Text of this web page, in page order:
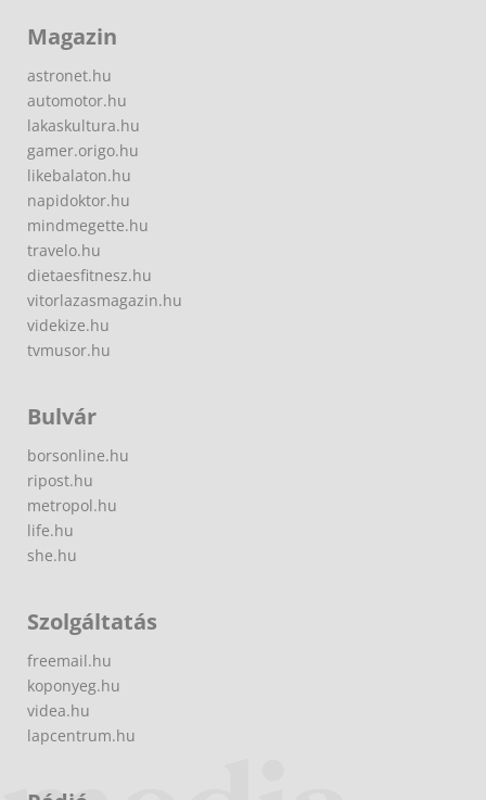
Magazin
astronet.hu
automotor.hu
lakaskultura.hu
gamer.origo.hu
likebalaton.hu
napidoktor.hu
mindmegette.hu
travelo.hu
dietaesfitnesz.hu
vitorlazasmagazin.hu
videkize.hu
tvmusor.hu
Bulvár
borsonline.hu
ripost.hu
metropol.hu
life.hu
she.hu
Szolgáltatás
freemail.hu
koponyeg.hu
videa.hu
lapcentrum.hu